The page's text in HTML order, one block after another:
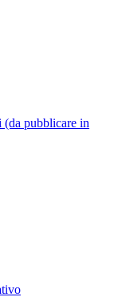
pubblicare in